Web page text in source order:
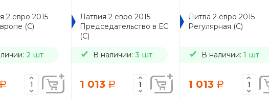
2 евро 2015
(C)
2 шт
a
Латвия 2 евро 2015
Председательство в ЕС
(C)
В наличии: 3 шт
1 013 a
Литва 2 евро 2015
Регулярная (C)
В наличии: 1 шт
1 013 a